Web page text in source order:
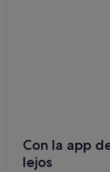
Con la app
lejos